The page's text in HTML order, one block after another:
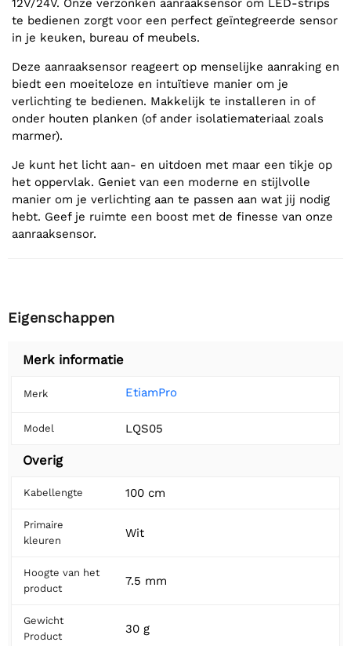
12V/24V. Onze verzonken aanraaksensor om LED-strips
te bedienen zorgt voor een perfect geïntegreerde sensor
in je keuken, bureau of meubels.
Deze aanraaksensor reageert op menselijke aanraking en
biedt een moeiteloze en intuïtieve manier om je
verlichting te bedienen. Makkelijk te installeren in of
onder houten planken (of ander isolatiemateriaal zoals
marmer).
Je kunt het licht aan- en uitdoen met maar een tikje op
het oppervlak. Geniet van een moderne en stijlvolle
manier om je verlichting aan te passen aan wat jij nodig
hebt. Geef je ruimte een boost met de finesse van onze
aanraaksensor.
Eigenschappen
Merk informatie
Merk EtiamPro
Model LQS05
Overig
Kabellengte 100 cm
Primaire
kleuren
Wit
Hoogte van het
product
7.5 mm
Gewicht
Product
30 g